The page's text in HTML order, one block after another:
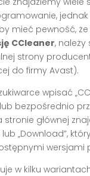
jednak
mieć pewność, że
CCleaner, należy
strony
do firmy Avast).
wpisać
bezpośrednio
stronie głównej
lub „Download”,
wersjami
w kilku